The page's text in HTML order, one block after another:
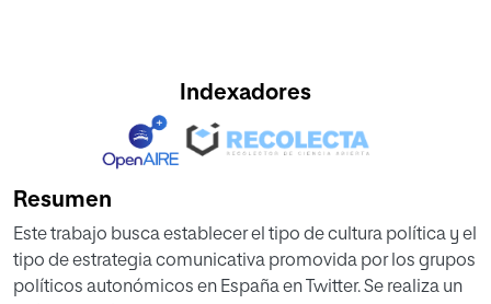
Indexadores
Resumen
Este trabajo busca establecer el tipo de cultura política y el
tipo de estrategia comunicativa promovida por los grupos
políticos autonómicos en España en Twitter. Se realiza un